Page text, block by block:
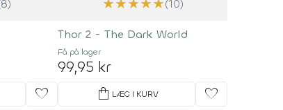
favorite
★★★★★(10)
Thor 2 - The Dark World
Få på lager
99,95 kr
shopping_bag LÆG I KURV favorite